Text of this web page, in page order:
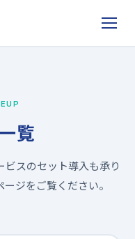
覧
スのセット導入も承り
ジをご覧ください。